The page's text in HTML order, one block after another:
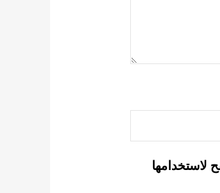
لاستخدامها